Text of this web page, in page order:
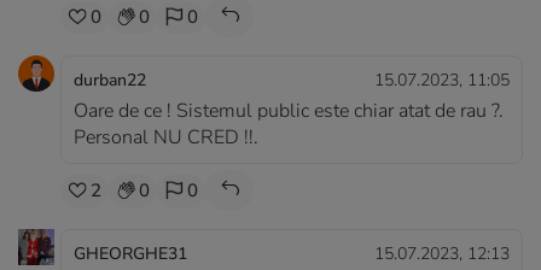
0 0 0
durban22 15.07.2023, 11:05
Oare de ce ! Sistemul public este chiar atat de rau ?.
Personal NU CRED !!.
2 0 0
GHEORGHE31 15.07.2023, 12:13